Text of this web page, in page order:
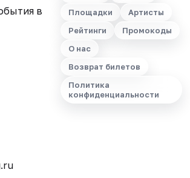
в
Площадки
Артисты
Рейтинги
Промокоды
О нас
Возврат билетов
Политика
конфиденциальности